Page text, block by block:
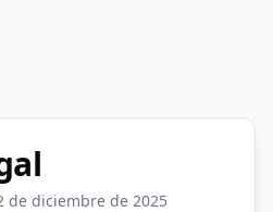
de diciembre de 2025